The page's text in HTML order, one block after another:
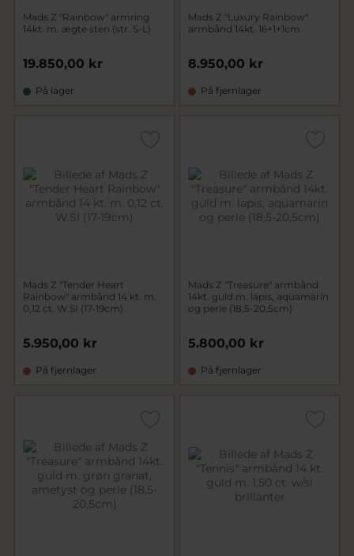
Mads Z "Rainbow" armring
14kt. m. ægte sten (str. S-L)
19.850,00 kr
På lager
Mads Z "Luxury Rainbow"
armbånd 14kt. 16+1+1cm
8.950,00 kr
På fjernlager
Mads Z "Tender Heart
Rainbow" armbånd 14 kt. m.
0,12 ct. W.SI (17-19cm)
5.950,00 kr
På fjernlager
Mads Z "Treasure" armbånd
14kt. guld m. lapis, aquamarin
og perle (18,5-20,5cm)
5.800,00 kr
På fjernlager